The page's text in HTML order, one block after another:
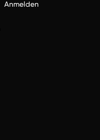
Anmelden